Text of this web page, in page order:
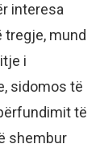
interesa
tregje, mund
i
sidomos të
të
shembur